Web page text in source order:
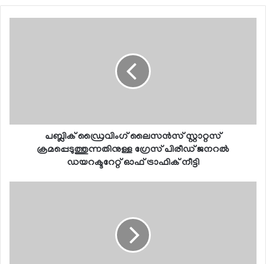
പബ്ലിക് ഡ്രൈവിംഗ് ലൈസന്‍സ് സ്റ്റാറ്റസ്
ക്രമപ്പെടുത്തുന്നതിനുള്ള ഗ്രേസ് പിരീഡ് ജനറല്‍
ഡയറക്ടറേറ്റ് ഓഫ് ട്രാഫിക് നീട്ടി